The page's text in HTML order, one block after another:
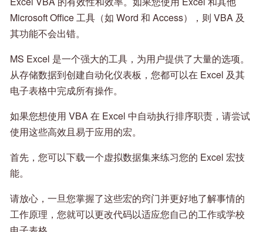
Microsoft Office 工具（如 Word 和 Access），则 VBA 及
其功能不会出错。
MS Excel 是一个强大的工具，为用户提供了大量的选项。
从存储数据到创建自动化仪表板，您都可以在 Excel 及其
电子表格中完成所有操作。
如果您想使用 VBA 在 Excel 中自动执行排序职责，请尝试
使用这些高效且易于应用的宏。
首先，您可以下载一个虚拟数据集来练习您的 Excel 宏技
能。
请放心，一旦您掌握了这些宏的窍门并更好地了解事情的
工作原理，您就可以更改代码以适应您自己的工作或学校